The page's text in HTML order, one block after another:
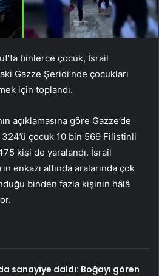
binlerce çocuk, İsrail
Gazze Şeridi’nde çocukları
için toplandı.
açıklamasına göre Gazze’de
324’ü çocuk 10 bin 569 Filistinli
kişi de yaralandı. İsrail
enkazı altında aralarında çok
binden fazla kişinin hâlâ
sanayiye daldı: Boğayı gören